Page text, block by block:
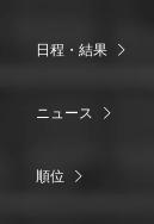
日程・結果
ニュース
順位